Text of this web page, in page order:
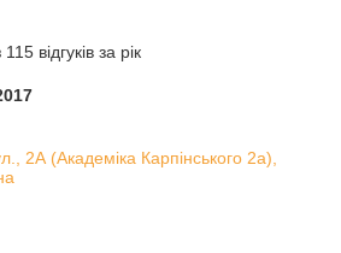
відгуків за рік
2А (Академіка Карпінського 2а),